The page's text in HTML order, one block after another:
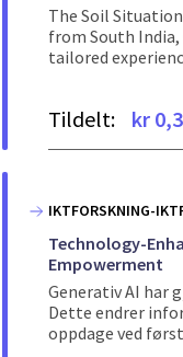
The Soil
from South India,
tailored
Tildelt: kr
IKTFORSKNING-
Technology-
Empowerment
Generativ AI har
Dette endrer
oppdage ved